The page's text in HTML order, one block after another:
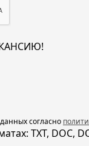
согласно
TXT, DOC,